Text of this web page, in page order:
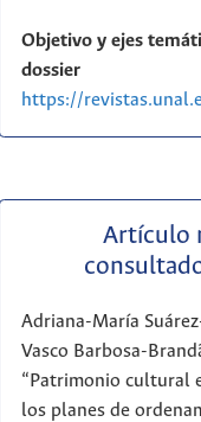
Objetivo y ejes
dossier
https://
Artículo
Adriana-María
Vasco Barbosa-
“Patrimonio cultural
los planes de